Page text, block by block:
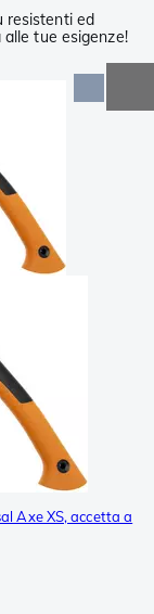
resistenti ed
tue esigenze!
Axe XS, accetta a